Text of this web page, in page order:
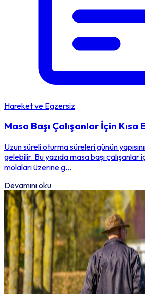
Hareket ve Egzersiz
Masa Başı Çalışanlar İçin Kısa
Uzun süreli oturma süreleri günün
gelebilir. Bu yazıda masa başı çalışanlar
molaları üzerine g...
Devamını oku